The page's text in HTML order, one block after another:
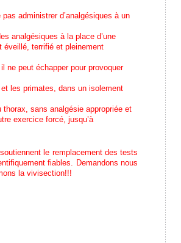
administrer d’analgésiques à un
analgésiques à la place d’une
éveillé, terrifié et pleinement
ne peut échapper pour provoquer
les primates, dans un isolement
thorax, sans analgésie appropriée et
exercice forcé, jusqu’à
le remplacement des tests
fiables. Demandons nous
la vivisection!!!